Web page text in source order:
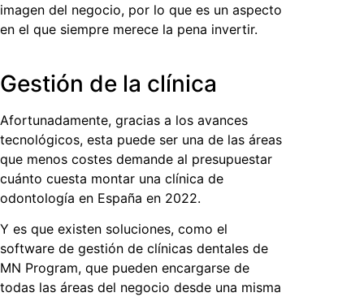
imagen del negocio, por lo que es un aspecto
en el que siempre merece la pena invertir.
Gestión de la clínica
Afortunadamente, gracias a los avances
tecnológicos, esta puede ser una de las áreas
que menos costes demande al presupuestar
cuánto cuesta montar una clínica de
odontología en España en 2022.
Y es que existen soluciones, como el
software de gestión de clínicas dentales de
MN Program, que pueden encargarse de
todas las áreas del negocio desde una misma